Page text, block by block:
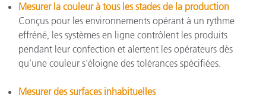
Mesurer la couleur à tous les stades de la production
Conçus pour les environnements opérant à un rythme
effréné, les systèmes en ligne contrôlent les produits
pendant leur confection et alertent les opérateurs dès
qu’une couleur s’éloigne des tolérances spécifiées.
Mesurer des surfaces inhabituelles